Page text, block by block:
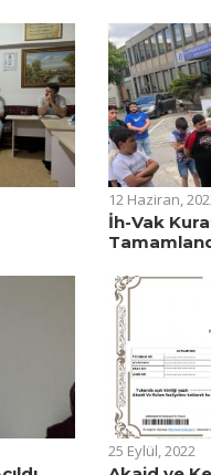
12 Haziran,
İh-Vak
25 Eylül, 2022